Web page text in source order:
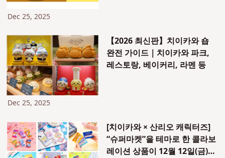
Dec 25, 2025
【2026 최신판】치이카와 숍
완전 가이드｜치이카와 파크,
레스토랑, 베이커리, 라멘 등
Dec 25, 2025
[치이카와 × 산리오 캐릭터즈]
“슈퍼마켓”을 테마로 한 콜라보
레이션 상품이 12월 12일(금)부